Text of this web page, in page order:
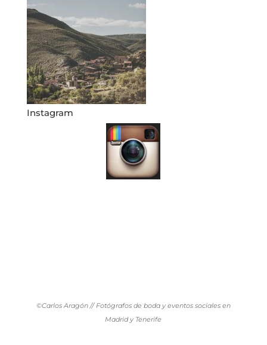
Instagram
©Carlos Aragón // Fotógrafos de boda y eventos sociales en
Madrid y Tenerife